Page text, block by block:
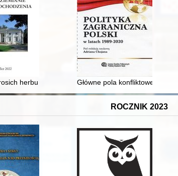
herbu własnego z regionem siedleckim
Główne pola konfliktowe w
ROCZNIK 2023